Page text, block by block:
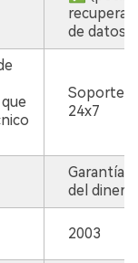
recuperar
de datos)
Soporte
24x7
Garantía
del dinero
2003